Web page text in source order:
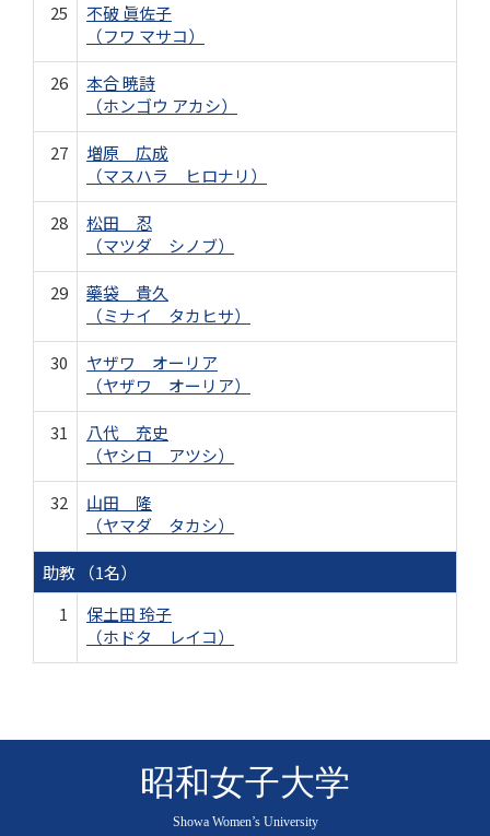
25
不破 眞佐子
（フワ マサコ）
26
本合 暁詩
（ホンゴウ アカシ）
27
増原 広成
（マスハラ ヒロナリ）
28
松田 忍
（マツダ シノブ）
29
藥袋 貴久
（ミナイ タカヒサ）
30
ヤザワ オーリア
（ヤザワ オーリア）
31
八代 充史
（ヤシロ アツシ）
32
山田 隆
（ヤマダ タカシ）
助教 （1名）
1
保土田 玲子
（ホドタ レイコ）
昭和女子大学
Showa Women’s University